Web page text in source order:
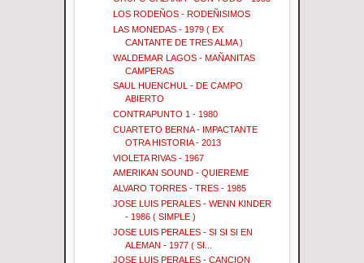
LOS RODEÑOS - RODEÑISIMOS
LAS MONEDAS - 1979 ( EX
CANTANTE DE TRES ALMA )
WALDEMAR LAGOS - MAÑANITAS
CAMPERAS
SAUL HUENCHUL - DE CAMPO
ABIERTO
CONTRAPUNTO 1 - 1980
CUARTETO BERNA - IMPACTANTE
OTRA HISTORIA - 2013
VIOLETA RIVAS - 1967
AMERIKAN SOUND - QUIEREME
ALVARO TORRES - TRES - 1985
JOSE LUIS PERALES - WENN KINDER
- 1986 ( SIMPLE )
JOSE LUIS PERALES - SI SI SI EN
ALEMAN - 1977 ( SI...
JOSE LUIS PERALES - CANCION